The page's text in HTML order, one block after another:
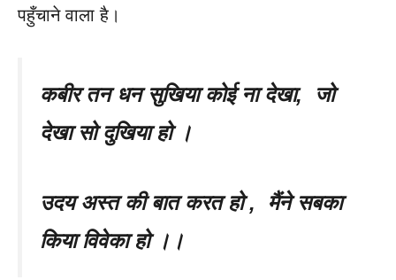
पहुँचाने वाला है।
कबीर तन धन सुखिया कोई ना देखा, जो
देखा सो दुखिया हो ।
उदय अस्त की बात करत हो , मैंने सबका
किया विवेका हो ।।